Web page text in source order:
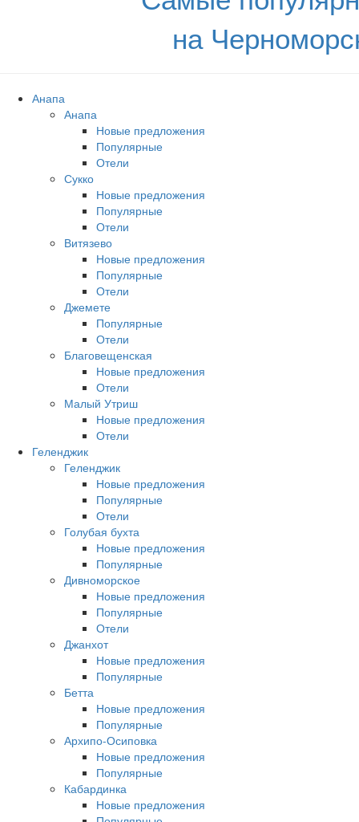
на
Анапа
Анапа
Новые предложения
Популярные
Отели
Сукко
Новые предложения
Популярные
Отели
Витязево
Новые предложения
Популярные
Отели
Джемете
Популярные
Отели
Благовещенская
Новые предложения
Отели
Малый Утриш
Новые предложения
Отели
Геленджик
Геленджик
Новые предложения
Популярные
Отели
Голубая бухта
Новые предложения
Популярные
Дивноморское
Новые предложения
Популярные
Отели
Джанхот
Новые предложения
Популярные
Бетта
Новые предложения
Популярные
Архипо-Осиповка
Новые предложения
Популярные
Кабардинка
Новые предложения